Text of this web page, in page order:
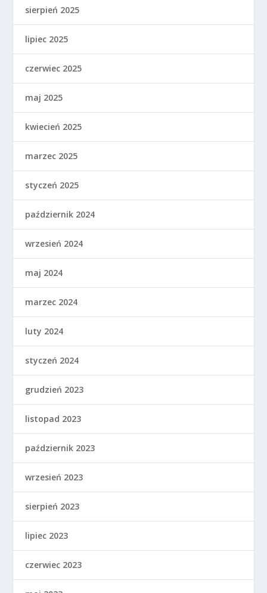
sierpień 2025
lipiec 2025
czerwiec 2025
maj 2025
kwiecień 2025
marzec 2025
styczeń 2025
październik 2024
wrzesień 2024
maj 2024
marzec 2024
luty 2024
styczeń 2024
grudzień 2023
listopad 2023
październik 2023
wrzesień 2023
sierpień 2023
lipiec 2023
czerwiec 2023